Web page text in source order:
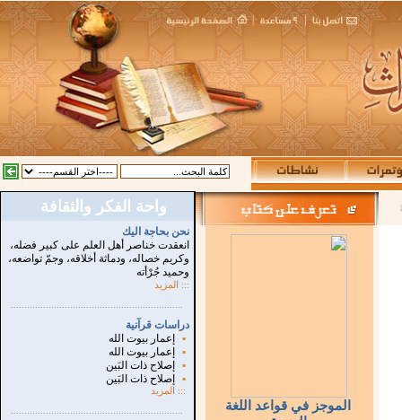
واحة الفكر والثقافة
نحن بحاجة اليك
انعقدت خناصر أهل العلم على كبير فضله،
وكريم خصاله، ودماثة أخلاقه، وجمّ تواضعه،
وحميد جُرْأته
::: المزيد
دراسات قرآنية
▪
إعمار بيوت الله
▪
إعمار بيوت الله
▪
إصلاح ذات البَين
▪
إصلاح ذات البَين
:::
المزيد
الموجز في قواعد اللغة